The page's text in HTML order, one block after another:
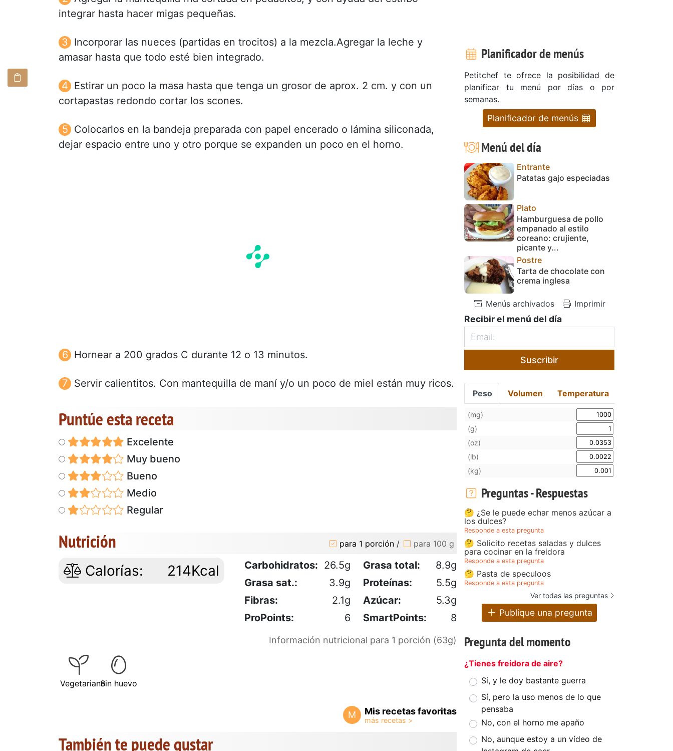
integrar hasta hacer migas pequeñas.
Incorporar las nueces (partidas en trocitos) a la mezcla.Agregar la leche y
amasar hasta que todo esté bien integrado.
Estirar un poco la masa hasta que tenga un grosor de aprox. 2 cm. y con un
cortapastas redondo cortar los scones.
Colocarlos en la bandeja preparada con papel encerado o lámina siliconada,
dejar espacio entre uno y otro porque se expanden un poco en el horno.
Hornear a 200 grados C durante 12 o 13 minutos.
Servir calientitos. Con mantequilla de maní y/o un poco de miel están muy ricos.
Puntúe esta receta
Excelente
Muy bueno
Bueno
Medio
Regular
Nutrición para 1 porción / para 100 g
Calorías: 214Kcal Carbohidratos: 26.5g Grasa total:
8.9g
Grasa sat.:
3.9g Proteínas:
5.5g
Fibras:
2.1g Azúcar:
5.3g
ProPoints:
6 SmartPoints: 8
Información nutricional para 1 porción (63g)
VegetarianoSin huevo
M Mis recetas favoritas
También te puede gustar
Planificador de menús
Petitchef te ofrece la posibilidad de
planificar tu menú por días o por
semanas.
Planificador de menús
Menú del día
Entrante
Patatas gajo especiadas
Plato
Hamburguesa de pollo
empanado al estilo
coreano: crujiente,
picante y...
Postre
Tarta de chocolate con
crema inglesa
Menús archivados Imprimir
Recibir el menú del día
Suscribir
Peso Volumen Temperatura
(mg)
(g)
(oz)
(lb)
(kg)
Preguntas - Respuestas
🤔 ¿Se le puede echar menos azúcar a
los dulces?
Responde a esta pregunta
🤔 Solicito recetas saladas y dulces
para cocinar en la freidora
Responde a esta pregunta
🤔 Pasta de speculoos
Responde a esta pregunta
Ver todas las preguntas
Publique una pregunta
Pregunta del momento
¿Tienes freidora de aire?
Sí, y le doy bastante guerra
Sí, pero la uso menos de lo que
pensaba
No, con el horno me apaño
No, aunque estoy a un vídeo de